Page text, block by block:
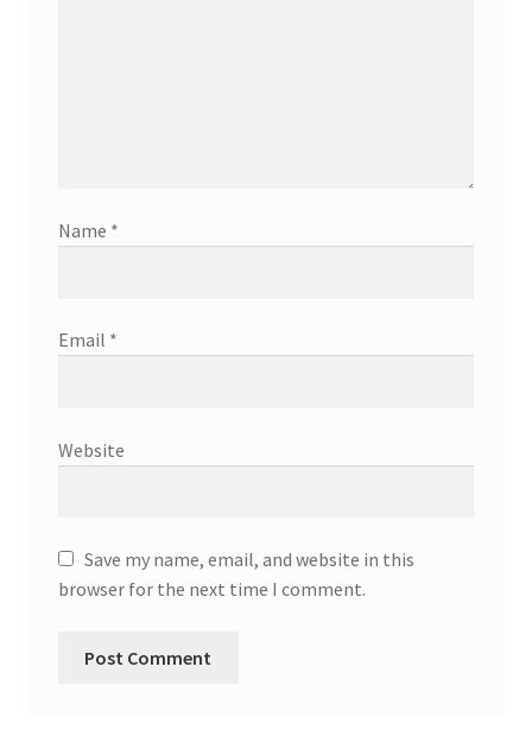
Name *
Email *
Website
Save my name, email, and website in this
browser for the next time I comment.